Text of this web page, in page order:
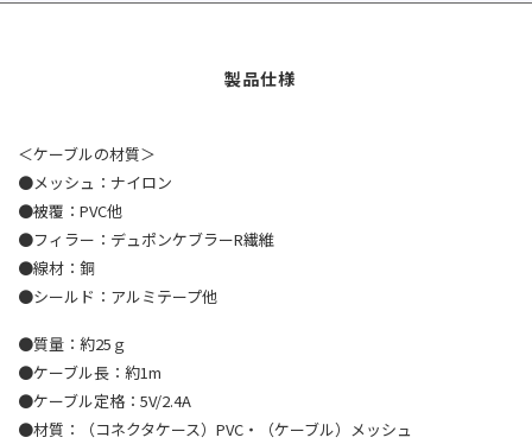
＜ケーブルの材質＞
●メッシュ：ナイロン
●被覆：PVC他
●フィラー：デュポンケブラーR繊維
●線材：銅
●シールド：アルミテープ他
●質量：約25ｇ
●ケーブル長：約1m
●ケーブル定格：5V/2.4A
●材質：（コネクタケース）PVC・（ケーブル）メッシュ